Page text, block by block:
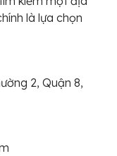
là lựa chọn
2, Quận 8,